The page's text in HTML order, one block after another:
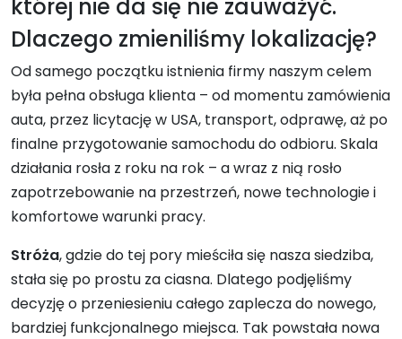
której nie da się nie zauważyć.
Dlaczego zmieniliśmy lokalizację?
Od samego początku istnienia firmy naszym celem
była pełna obsługa klienta – od momentu zamówienia
auta, przez licytację w USA, transport, odprawę, aż po
finalne przygotowanie samochodu do odbioru. Skala
działania rosła z roku na rok – a wraz z nią rosło
zapotrzebowanie na przestrzeń, nowe technologie i
komfortowe warunki pracy.
Stróża, gdzie do tej pory mieściła się nasza siedziba,
stała się po prostu za ciasna. Dlatego podjęliśmy
decyzję o przeniesieniu całego zaplecza do nowego,
bardziej funkcjonalnego miejsca. Tak powstała nowa